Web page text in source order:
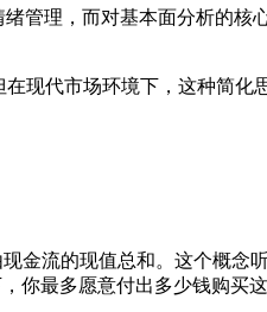
绪管理，而对基本面分析
现代市场环境下，这种简化
金流的现值总和。这个概念
你最多愿意付出多少钱购买